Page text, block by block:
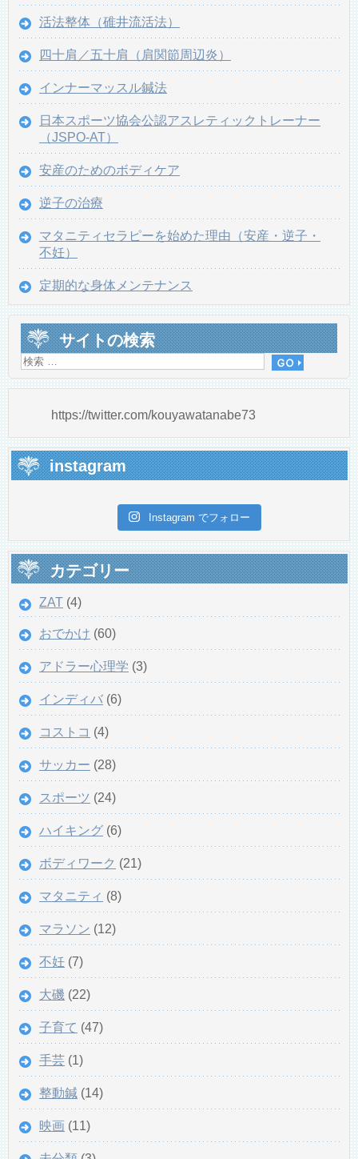
活法整体（碓井流活法）
四十肩／五十肩（肩関節周辺炎）
インナーマッスル鍼法
日本スポーツ協会公認アスレティックトレーナー
（JSPO-AT）
安産のためのボディケア
逆子の治療
マタニティセラピーを始めた理由（安産・逆子・
不妊）
定期的な身体メンテナンス
サイトの検索
https://twitter.com/kouyawatanabe73
instagram
Instagram でフォロー
カテゴリー
ZAT (4)
おでかけ (60)
アドラー心理学 (3)
インディバ (6)
コストコ (4)
サッカー (28)
スポーツ (24)
ハイキング (6)
ボディワーク (21)
マタニティ (8)
マラソン (12)
不妊 (7)
大磯 (22)
子育て (47)
手芸 (1)
整動鍼 (14)
映画 (11)